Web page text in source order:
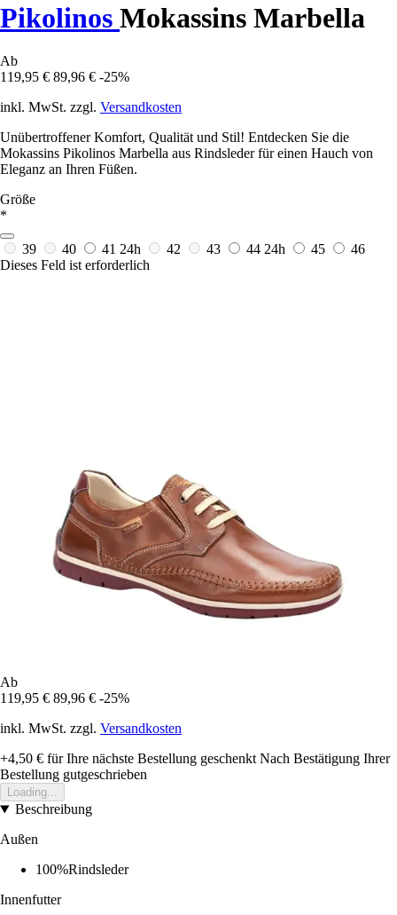
Pikolinos Mokassins Marbella
Ab
119,95 € 89,96 € -25%
inkl. MwSt. zzgl. Versandkosten
Unübertroffener Komfort, Qualität und Stil! Entdecken Sie die
Mokassins Pikolinos Marbella aus Rindsleder für einen Hauch von
Eleganz an Ihren Füßen.
Größe
*
39 40 41 24h 42 43 44 24h 45
46
Dieses Feld ist erforderlich
Ab
119,95 € 89,96 € -25%
inkl. MwSt. zzgl. Versandkosten
+4,50 € für Ihre nächste Bestellung geschenkt Nach Bestätigung Ihrer
Bestellung gutgeschrieben
Loading...
Beschreibung
Außen
100%Rindsleder
Innenfutter